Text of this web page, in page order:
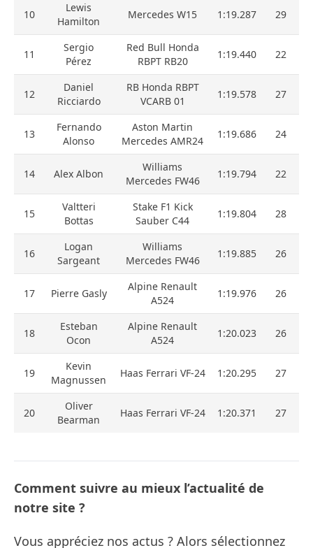
10
Lewis
Hamilton
Mercedes W15 1:19.287 29
11
Sergio
Pérez
Red Bull Honda
RBPT RB20
1:19.440 22
12
Daniel
Ricciardo
RB Honda RBPT
VCARB 01
1:19.578 27
13
Fernando
Alonso
Aston Martin
Mercedes AMR24
1:19.686 24
14 Alex Albon
Williams
Mercedes FW46
1:19.794 22
15
Valtteri
Bottas
Stake F1 Kick
Sauber C44
1:19.804 28
16
Logan
Sargeant
Williams
Mercedes FW46
1:19.885 26
17 Pierre Gasly
Alpine Renault
A524
1:19.976 26
18
Esteban
Ocon
Alpine Renault
A524
1:20.023 26
19
Kevin
Magnussen
Haas Ferrari VF-24 1:20.295 27
20
Oliver
Bearman
Haas Ferrari VF-24 1:20.371 27
Comment suivre au mieux l’actualité de
notre site ?
Vous appréciez nos actus ? Alors sélectionnez